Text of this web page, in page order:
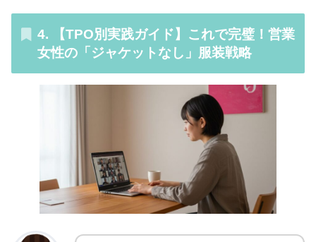
4. 【TPO別実践ガイド】これで完璧！営業
女性の「ジャケットなし」服装戦略